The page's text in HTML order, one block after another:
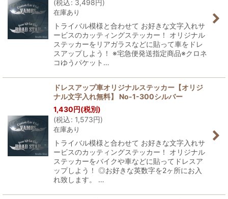
(税込: 3,498円)
在庫あり
トライバル模様と合わせて お好きな文字入れサ
ービスのカッティングステッカー！ オリジナル
ステッカーをリアガラスなどに貼って車をドレ
スアップしよう！ ※宅急便発送指定商品※クロネ
コゆうパケット…
ドレスアップ車オリジナルステッカー【オリジ
ナル文字入れ無料】 No-1-300シルバー
1,430円(税別)
(税込: 1,573円)
在庫あり
トライバル模様と合わせて お好きな文字入れサ
ービスのカッティングステッカー！ オリジナル
ステッカーをバイクや車などに貼ってドレスア
ップしよう！ ◎お好きな英数字を2ヶ所にお入
れ致します。 …